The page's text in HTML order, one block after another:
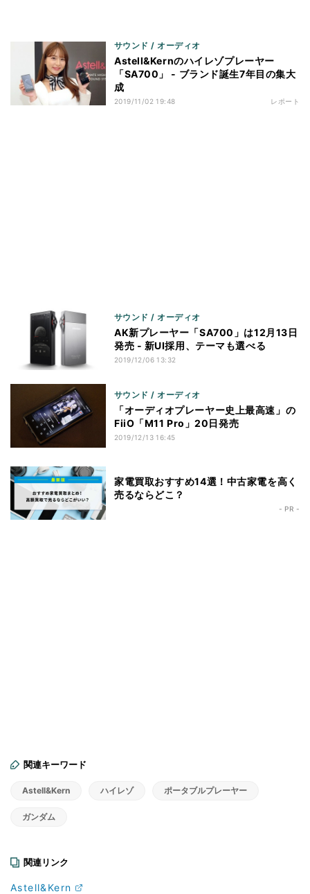
サウンド / オーディオ
Astell&Kernのハイレゾプレーヤー
「SA700」 - ブランド誕生7年目の集大
成
2019/11/02 19:48 レポート
サウンド / オーディオ
AK新プレーヤー「SA700」は12月13日
発売 - 新UI採用、テーマも選べる
2019/12/06 13:32
サウンド / オーディオ
「オーディオプレーヤー史上最高速」の
FiiO「M11 Pro」20日発売
2019/12/13 16:45
家電買取おすすめ14選！中古家電を高く
売るならどこ？
- PR -
関連キーワード
Astell&Kern ハイレゾ ポータブルプレーヤー
ガンダム
関連リンク
Astell&Kern